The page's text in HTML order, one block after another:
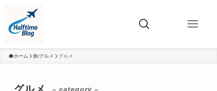
ホーム 旅/グルメ グルメ
– category –